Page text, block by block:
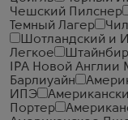
Чешский Пилснер
Темный Лагер
Шотландский и
Легкое
Штайнбир
IPA Новой Англии
Барлиуайн
ИПЭ
Портер